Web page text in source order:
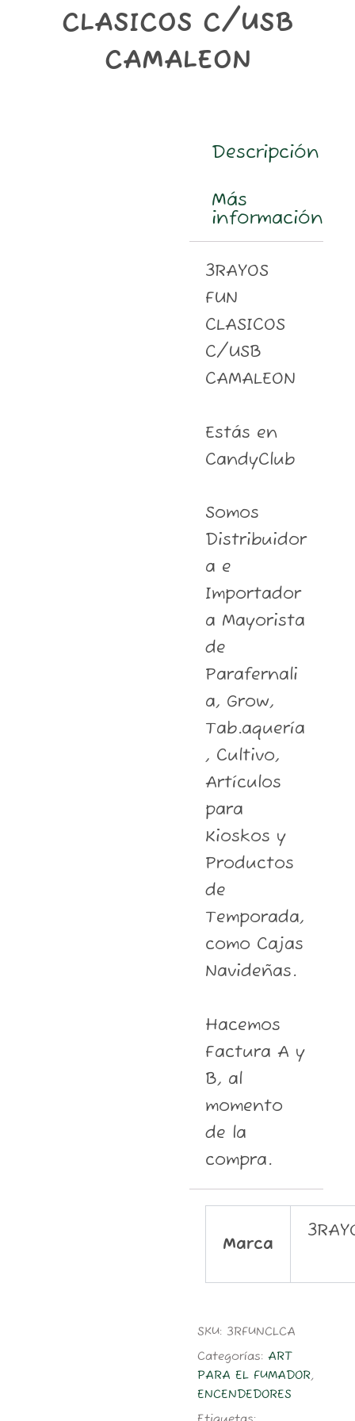
CLASICOS C/USB
CAMALEON
Descripción
Más
información
3RAYOS
FUN
CLASICOS
C/USB
CAMALEON
Estás en
CandyClub
Somos
Distribuidor
a e
Importador
a Mayorista
de
Parafernali
a, Grow,
Tab.aquería
, Cultivo,
Artículos
para
Kioskos y
Productos
de
Temporada,
como Cajas
Navideñas.
Hacemos
Factura A y
B, al
momento
de la
compra.
Marca
SKU:3RFUNCLCA
Categorías:ART
PARA EL FUMADOR,
ENCENDEDORES